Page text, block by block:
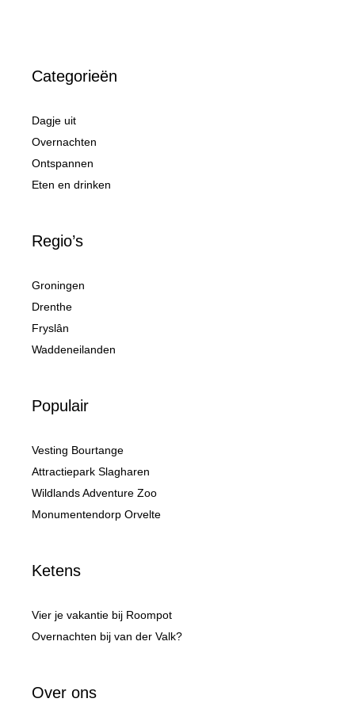
Categorieën
Dagje uit
Overnachten
Ontspannen
Eten en drinken
Regio’s
Groningen
Drenthe
Fryslân
Waddeneilanden
Populair
Vesting Bourtange
Attractiepark Slagharen
Wildlands Adventure Zoo
Monumentendorp Orvelte
Ketens
Vier je vakantie bij Roompot
Overnachten bij van der Valk?
Over ons